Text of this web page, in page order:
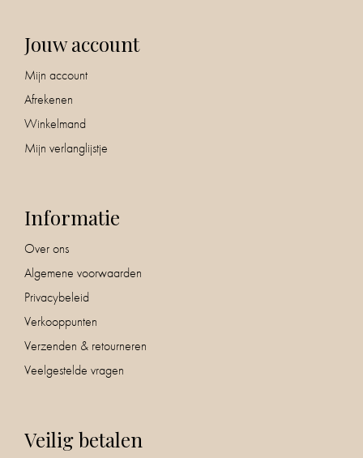
Jouw account
Mijn account
Afrekenen
Winkelmand
Mijn verlanglijstje
Informatie
Over ons
Algemene voorwaarden
Privacybeleid
Verkooppunten
Verzenden & retourneren
Veelgestelde vragen
Veilig betalen